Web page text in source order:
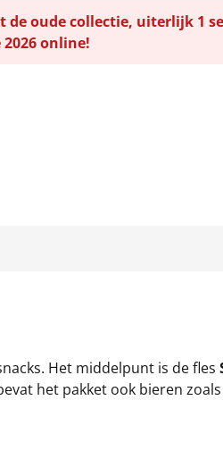
de oude collectie, uiterlijk 1
online!
Het middelpunt is de fles
het pakket ook bieren